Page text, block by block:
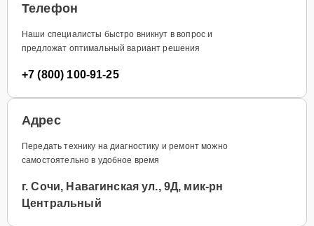
Телефон
Наши специалисты быстро вникнут в вопрос и
предложат оптимальный вариант решения
+7 (800) 100-91-25
Адрес
Передать технику на диагностику и ремонт можно
самостоятельно в удобное время
г. Сочи, Навагинская ул., 9Д, мик-рн
Центральный